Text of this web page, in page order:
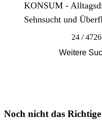
KONSUM -
Sehnsucht und
24 /
Weitere
Noch nicht das